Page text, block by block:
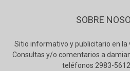
SOBRE
Sitio informativo y publicitario en la
Consultas y/o comentarios a
teléfonos 2983-